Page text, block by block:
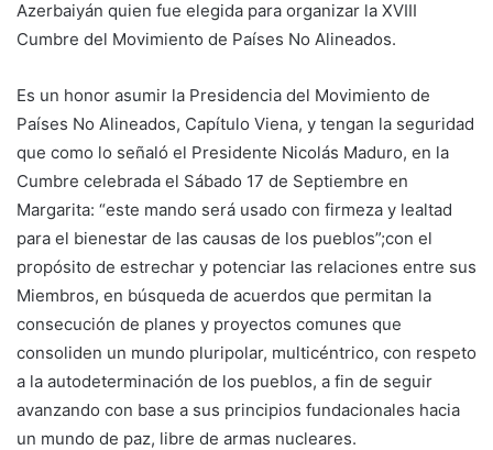
Azerbaiyán quien fue elegida para organizar la XVIII
Cumbre del Movimiento de Países No Alineados.
Es un honor asumir la Presidencia del Movimiento de
Países No Alineados, Capítulo Viena, y tengan la seguridad
que como lo señaló el Presidente Nicolás Maduro, en la
Cumbre celebrada el Sábado 17 de Septiembre en
Margarita: “este mando será usado con firmeza y lealtad
para el bienestar de las causas de los pueblos”;con el
propósito de estrechar y potenciar las relaciones entre sus
Miembros, en búsqueda de acuerdos que permitan la
consecución de planes y proyectos comunes que
consoliden un mundo pluripolar, multicéntrico, con respeto
a la autodeterminación de los pueblos, a fin de seguir
avanzando con base a sus principios fundacionales hacia
un mundo de paz, libre de armas nucleares.